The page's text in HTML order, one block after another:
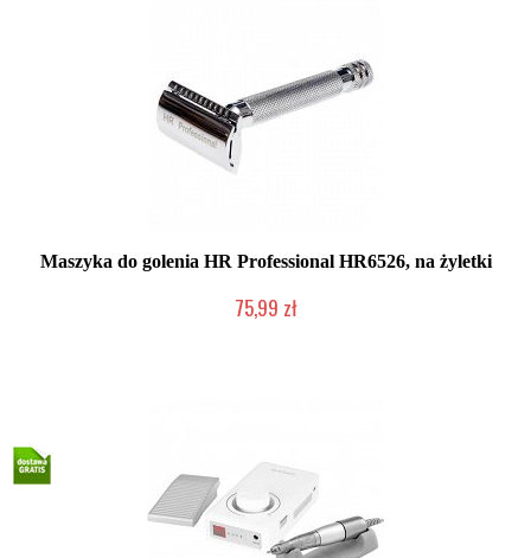
Maszyka do golenia HR Professional HR6526, na żyletki
75,99 zł